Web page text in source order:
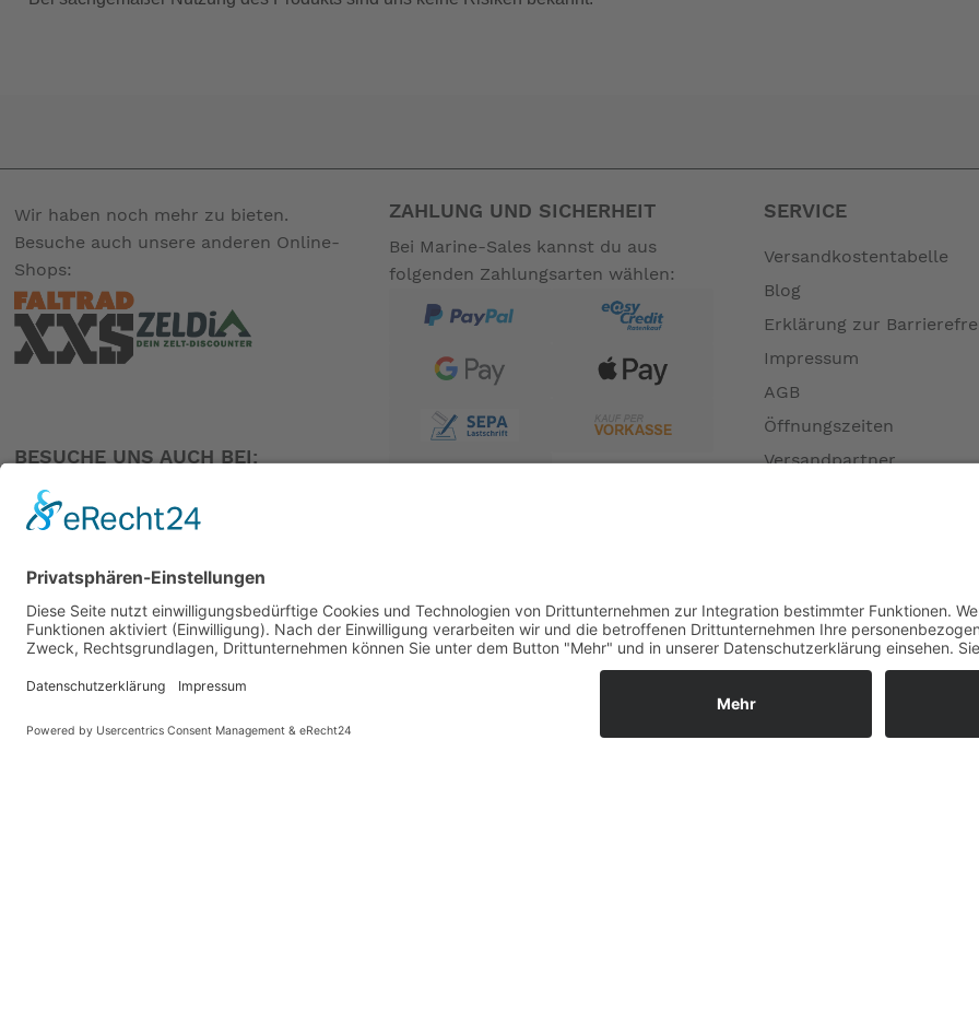
1 Ventilschlüssel
Wir haben noch mehr zu bieten.
Besuche auch unsere anderen Online-
Shops:
BESUCHE UNS AUCH BEI:
PARTNER
ZAHLUNG UND SICHERHEIT
Bei Marine-Sales kannst du aus
folgenden Zahlungsarten wählen:
SERVICE
Versandkostentabelle
Blog
Erklärung zur
Impressum
AGB
Öffnungszeiten
Versandpartner
Widerrufsrecht MS
Widerrufsrecht bei